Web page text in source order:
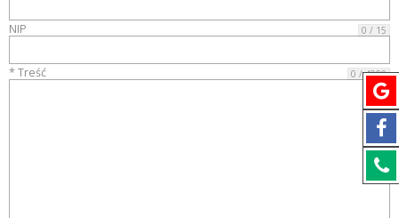
NIP 0 / 15
* Treść 0 / 4000